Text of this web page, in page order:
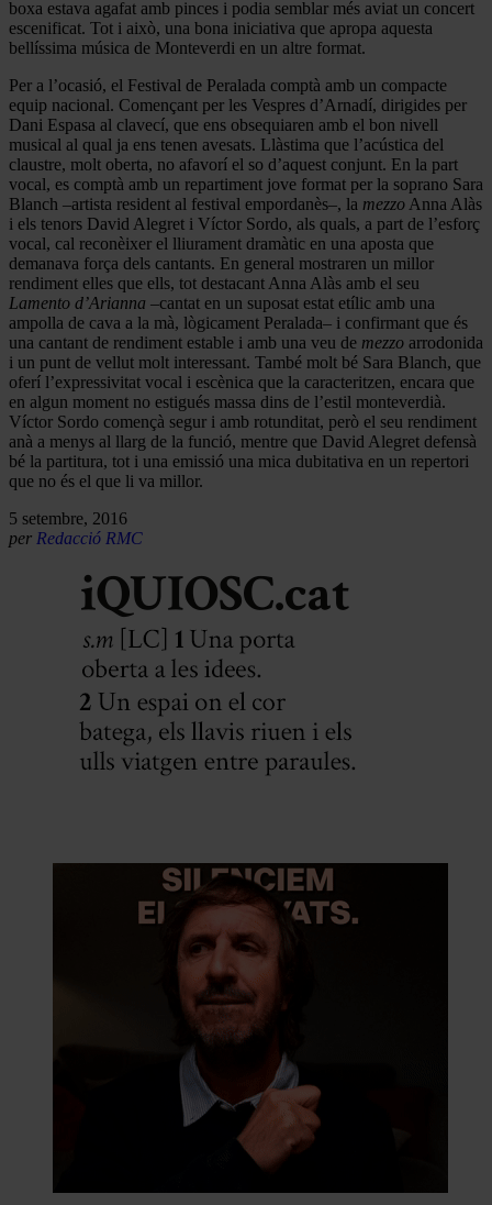
boxa estava agafat amb pinces i podia semblar més aviat un concert
escenificat. Tot i això, una bona iniciativa que apropa aquesta
bellíssima música de Monteverdi en un altre format.
Per a l’ocasió, el Festival de Peralada comptà amb un compacte
equip nacional. Començant per les Vespres d’Arnadí, dirigides per
Dani Espasa al clavecí, que ens obsequiaren amb el bon nivell
musical al qual ja ens tenen avesats. Llàstima que l’acústica del
claustre, molt oberta, no afavorí el so d’aquest conjunt. En la part
vocal, es comptà amb un repartiment jove format per la soprano Sara
Blanch –artista resident al festival empordanès–, la mezzo Anna Alàs
i els tenors David Alegret i Víctor Sordo, als quals, a part de l’esforç
vocal, cal reconèixer el lliurament dramàtic en una aposta que
demanava força dels cantants. En general mostraren un millor
rendiment elles que ells, tot destacant Anna Alàs amb el seu
Lamento d’Arianna –cantat en un suposat estat etílic amb una
ampolla de cava a la mà, lògicament Peralada– i confirmant que és
una cantant de rendiment estable i amb una veu de mezzo arrodonida
i un punt de vellut molt interessant. També molt bé Sara Blanch, que
oferí l’expressivitat vocal i escènica que la caracteritzen, encara que
en algun moment no estigués massa dins de l’estil monteverdià.
Víctor Sordo començà segur i amb rotunditat, però el seu rendiment
anà a menys al llarg de la funció, mentre que David Alegret defensà
bé la partitura, tot i una emissió una mica dubitativa en un repertori
que no és el que li va millor.
5 setembre, 2016
per Redacció RMC